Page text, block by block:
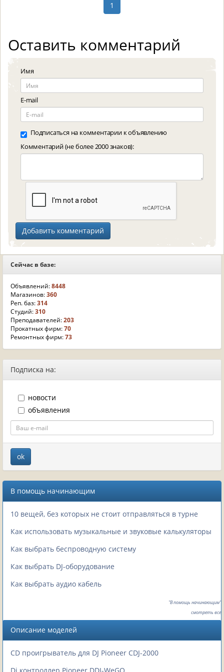
1
Оставить комментарий
Имя
E-mail
Подписаться на комментарии к объявлению
Комментарий (не более 2000 знаков):
Сейчас в базе:
Объявлений:8448
Магазинов:360
Реп. баз:314
Студий:310
Преподавателей:203
Прокатных фирм:70
Ремонтных фирм:73
Подписка на:
новости
объявления
В помощь начинающим
10 вещей, без которых не стоит отправляться в турне
Как использовать музыкальные и звуковые калькуляторы
Как выбрать беспроводную систему
Как выбрать DJ-оборудование
Как выбрать аудио кабель
"В помощь начинающим"
смотреть все
Описание моделей
CD проигрыватель для DJ Pioneer CDJ-2000